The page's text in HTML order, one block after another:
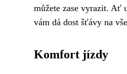
můžete zase vyrazit. Ať
vám dá dost šťávy na
Komfort jízdy